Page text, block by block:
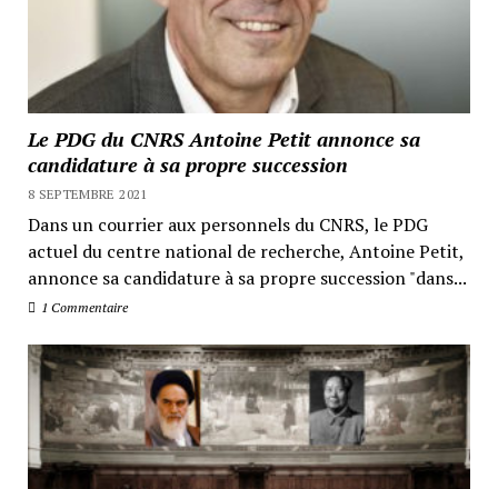
Le PDG du CNRS Antoine Petit annonce sa
candidature à sa propre succession
8 SEPTEMBRE 2021
Dans un courrier aux personnels du CNRS, le PDG
actuel du centre national de recherche, Antoine Petit,
annonce sa candidature à sa propre succession "dans...
1 Commentaire